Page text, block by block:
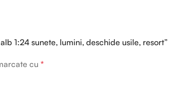
1:24 sunete, lumini, deschide usile, resort”
cu *